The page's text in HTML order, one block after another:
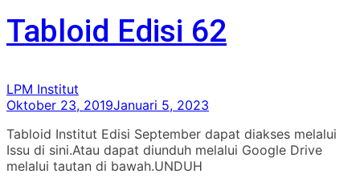
Tabloid Edisi 62
LPM Institut
Oktober 23, 2019Januari 5, 2023
Tabloid Institut Edisi September dapat diakses melalui
Issu di sini.Atau dapat diunduh melalui Google Drive
melalui tautan di bawah.UNDUH